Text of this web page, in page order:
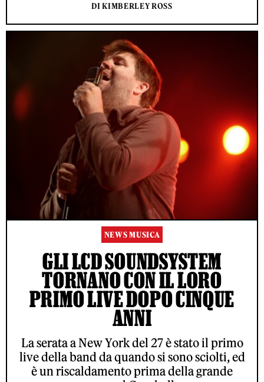
DI KIMBERLEY ROSS
NEWS MUSICA
GLI LCD SOUNDSYSTEM
TORNANO CON IL LORO
PRIMO LIVE DOPO CINQUE
ANNI
La serata a New York del 27 è stato il primo
live della band da quando si sono sciolti, ed
è un riscaldamento prima della grande